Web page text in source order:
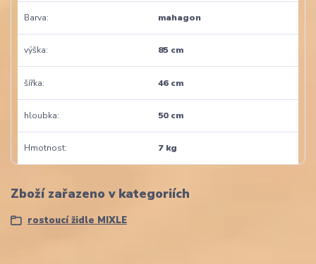
Barva mahagon
výška 85 cm
šířka 46 cm
hloubka 50 cm
Hmotnost 7 kg
Zboží zařazeno v kategoriích
rostoucí židle MIXLE